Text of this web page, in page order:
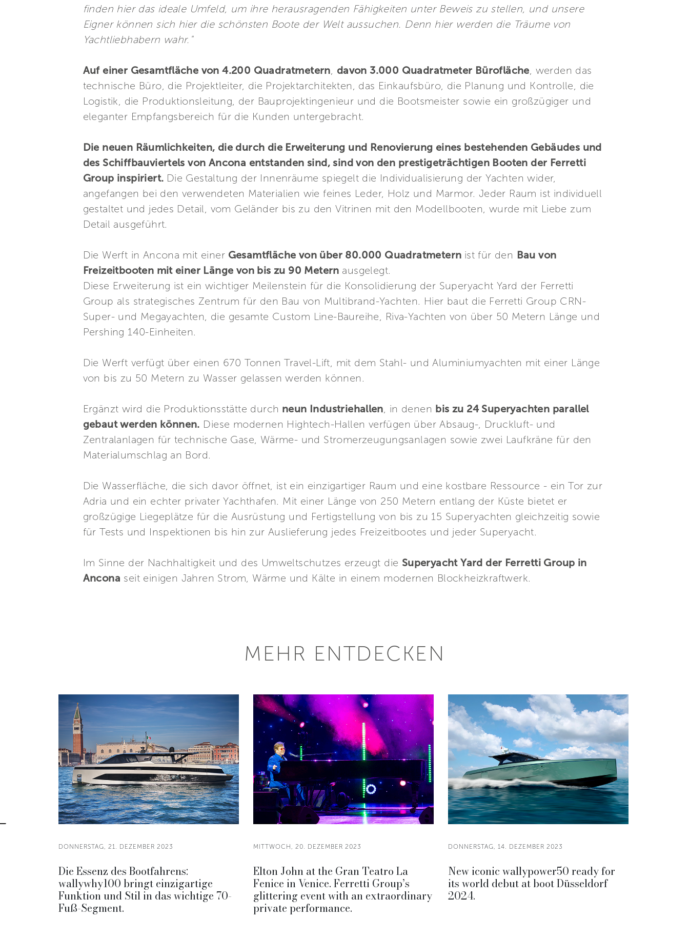
finden hier das ideale Umfeld, um ihre herausragenden Fähigkeiten unter Beweis zu stellen, und unsere
Eigner können sich hier die schönsten Boote der Welt aussuchen. Denn hier werden die Träume von
Yachtliebhabern wahr."
Auf einer Gesamtfläche von 4.200 Quadratmetern, davon 3.000 Quadratmeter Bürofläche, werden das
technische Büro, die Projektleiter, die Projektarchitekten, das Einkaufsbüro, die Planung und Kontrolle, die
Logistik, die Produktionsleitung, der Bauprojektingenieur und die Bootsmeister sowie ein großzügiger und
eleganter Empfangsbereich für die Kunden untergebracht.
Die neuen Räumlichkeiten, die durch die Erweiterung und Renovierung eines bestehenden Gebäudes und
des Schiffbauviertels von Ancona entstanden sind, sind von den prestigeträchtigen Booten der Ferretti
Group inspiriert. Die Gestaltung der Innenräume spiegelt die Individualisierung der Yachten wider,
angefangen bei den verwendeten Materialien wie feines Leder, Holz und Marmor. Jeder Raum ist individuell
gestaltet und jedes Detail, vom Geländer bis zu den Vitrinen mit den Modellbooten, wurde mit Liebe zum
Detail ausgeführt.
Die Werft in Ancona mit einer Gesamtfläche von über 80.000 Quadratmetern ist für den Bau von
Freizeitbooten mit einer Länge von bis zu 90 Metern ausgelegt.
Diese Erweiterung ist ein wichtiger Meilenstein für die Konsolidierung der Superyacht Yard der Ferretti
Group als strategisches Zentrum für den Bau von Multibrand-Yachten. Hier baut die Ferretti Group CRN-
Super- und Megayachten, die gesamte Custom Line-Baureihe, Riva-Yachten von über 50 Metern Länge und
Pershing 140-Einheiten.
Die Werft verfügt über einen 670 Tonnen Travel-Lift, mit dem Stahl- und Aluminiumyachten mit einer Länge
von bis zu 50 Metern zu Wasser gelassen werden können.
Ergänzt wird die Produktionsstätte durch neun Industriehallen, in denen bis zu 24 Superyachten parallel
gebaut werden können. Diese modernen Hightech-Hallen verfügen über Absaug-, Druckluft- und
Zentralanlagen für technische Gase, Wärme- und Stromerzeugungsanlagen sowie zwei Laufkräne für den
Materialumschlag an Bord.
Die Wasserfläche, die sich davor öffnet, ist ein einzigartiger Raum und eine kostbare Ressource - ein Tor zur
Adria und ein echter privater Yachthafen. Mit einer Länge von 250 Metern entlang der Küste bietet er
großzügige Liegeplätze für die Ausrüstung und Fertigstellung von bis zu 15 Superyachten gleichzeitig sowie
für Tests und Inspektionen bis hin zur Auslieferung jedes Freizeitbootes und jeder Superyacht.
Im Sinne der Nachhaltigkeit und des Umweltschutzes erzeugt die Superyacht Yard der Ferretti Group in
Ancona seit einigen Jahren Strom, Wärme und Kälte in einem modernen Blockheizkraftwerk.
MEHR ENTDECKEN
DONNERSTAG, 21. DEZEMBER 2023
Die Essenz des Bootfahrens:
wallywhy100 bringt einzigartige
Funktion und Stil in das wichtige 70-
Fuß-Segment.
MITTWOCH, 20. DEZEMBER 2023
Elton John at the Gran Teatro La
Fenice in Venice. Ferretti Group’s
glittering event with an extraordinary
private performance.
DONNERSTAG, 14. DEZEMBER 2023
New iconic wallypower50 ready for
its world debut at boot Düsseldorf
2024.